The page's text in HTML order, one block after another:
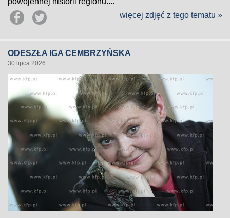
więcej zdjęć z tego tematu »
ODESZŁA IGA CEMBRZYŃSKA
30 lipca 2026